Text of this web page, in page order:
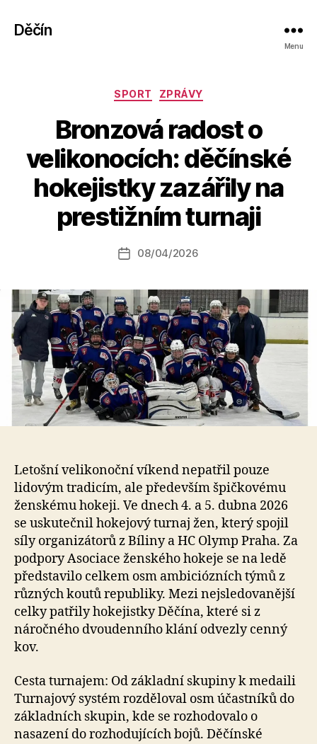
Děčín
Menu
Rubriky
SPORT ZPRÁVY
Bronzová radost o
velikonocích: děčínské
hokejistky zazářily na
prestižním turnaji
Autor
příspěvku
u
t
o
a
s
o
Datum
08/04/2026
Letošní velikonoční víkend nepatřil pouze
lidovým tradicím, ale především špičkovému
ženskému hokeji. Ve dnech 4. a 5. dubna 2026
se uskutečnil hokejový turnaj žen, který spojil
síly organizátorů z Bíliny a HC Olymp Praha. Za
podpory Asociace ženského hokeje se na ledě
představilo celkem osm ambiciózních týmů z
různých koutů republiky. Mezi nejsledovanější
celky patřily hokejistky Děčína, které si z
náročného dvoudenního klání odvezly cenný
kov.
Cesta turnajem: Od základní skupiny k medaili
Turnajový systém rozděloval osm účastníků do
základních skupin, kde se rozhodovalo o
nasazení do rozhodujících bojů. Děčínské